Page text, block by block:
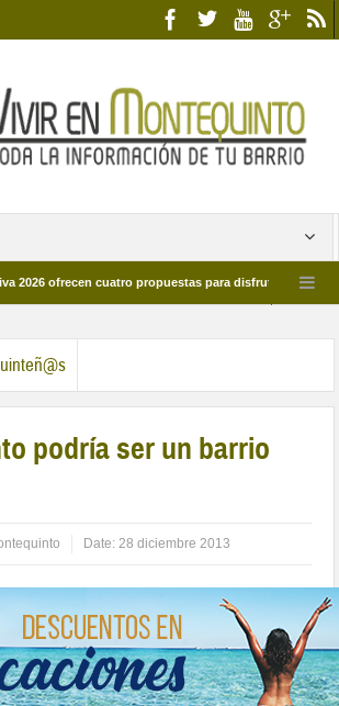
cuatro propuestas para disfrutar del deporte este
podría ser un barrio
Date:28 diciembre 2013